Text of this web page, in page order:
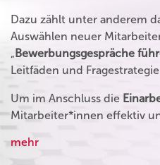
Dazu zählt unter anderem
Auswählen neuer
„Bewerbungsgespräche
Leitfäden und
Um im Anschluss die
Mitarbeiter*innen effektiv
mehr